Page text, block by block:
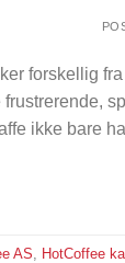
forskellig
ikke bare
AS HotCoffee